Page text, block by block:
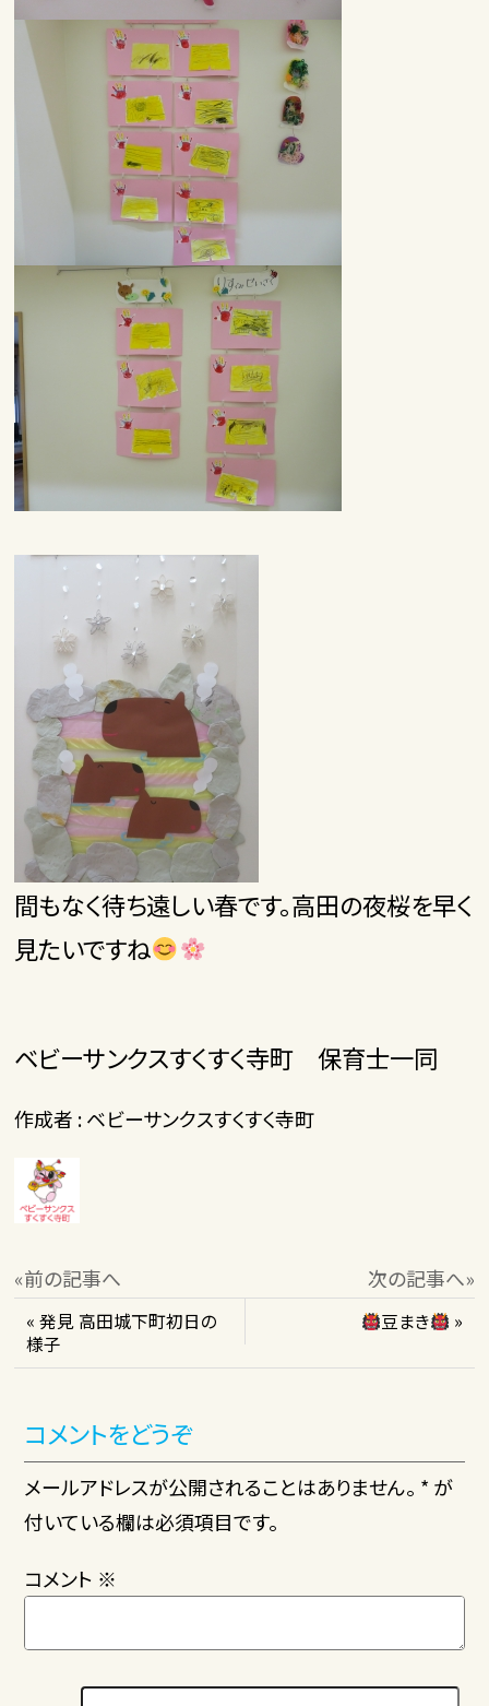
間もなく待ち遠しい春です。高田の夜桜を早く
見たいですね
ベビーサンクスすくすく寺町 保育士一同
作成者 : ベビーサンクスすくすく寺町
«前の記事へ 次の記事へ»
« 発見 高田城下町初日の
様子
豆まき »
コメントをどうぞ
メールアドレスが公開されることはありません。 * が
付いている欄は必須項目です。
コメント ※